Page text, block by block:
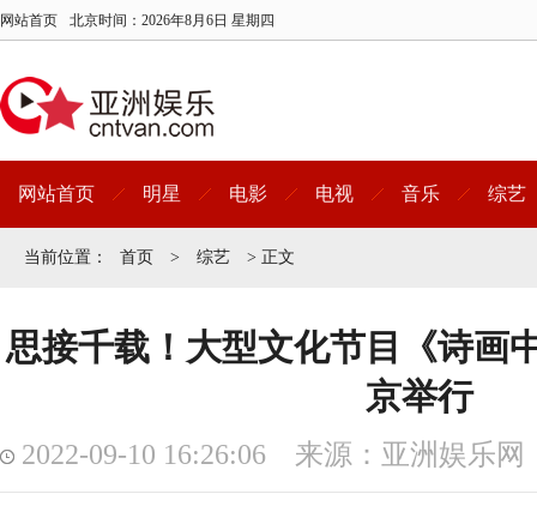
网站首页 北京时间： 2026年8月6日 星期四
网站首页 明星 电影 电视 音乐 综艺
当前位置： 首页 > 综艺 > 正文
思接千载！大型文化节目《诗画
京举行
2022-09-10 16:26:06 来源：亚洲娱乐网